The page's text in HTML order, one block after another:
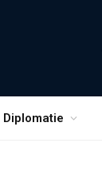
Diplomatie